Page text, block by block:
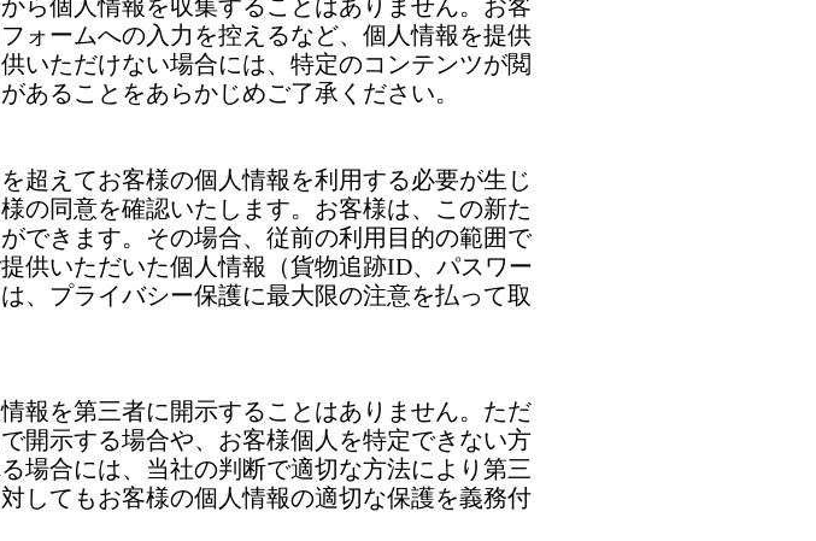
ら個人情報を収集することはありません。お客
ォームへの入力を控えるなど、個人情報を提供
いただけない場合には、特定のコンテンツが閲
あることをあらかじめご了承ください。
超えてお客様の個人情報を利用する必要が生じ
の同意を確認いたします。お客様は、この新た
できます。その場合、従前の利用目的の範囲で
供いただいた個人情報（貨物追跡ID、パスワー
、プライバシー保護に最大限の注意を払って取
報を第三者に開示することはありません。ただ
開示する場合や、お客様個人を特定できない方
場合には、当社の判断で適切な方法により第三
してもお客様の個人情報の適切な保護を義務付